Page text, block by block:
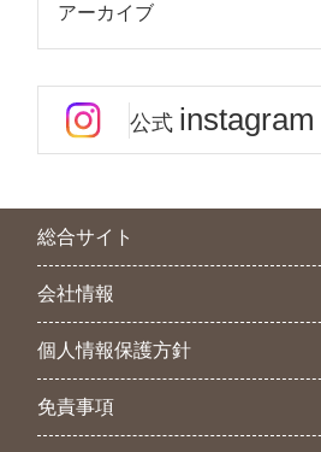
アーカイブ
公式 instagram
総合サイト
会社情報
個人情報保護方針
免責事項